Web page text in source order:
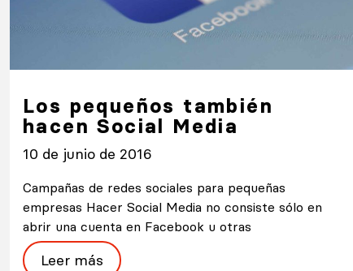
Los pequeños también
hacen Social Media
10 de junio de 2016
Campañas de redes sociales para pequeñas
empresas Hacer Social Media no consiste sólo en
abrir una cuenta en Facebook u otras
Leer más